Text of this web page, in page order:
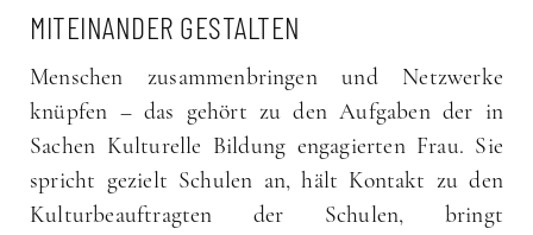
MITEINANDER GESTALTEN
Menschen zusammenbringen und Netzwerke
knüpfen – das gehört zu den Aufgaben der in
Sachen Kulturelle Bildung engagierten Frau. Sie
spricht gezielt Schulen an, hält Kontakt zu den
Kulturbeauftragten der Schulen, bringt